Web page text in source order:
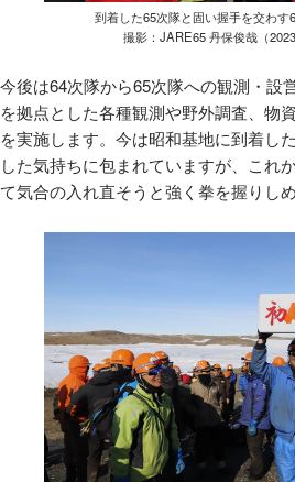
到着した65次隊と固い握手を交わす
撮影：JARE65 丹保俊哉（2023
今後は64次隊から65次隊への観測・設
を拠点とした各種観測や野外調査、物
を実施します。今は昭和基地に到着し
した気持ちに包まれていますが、これ
て気合の入れ直そうと強く拳を握りし